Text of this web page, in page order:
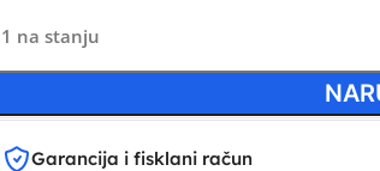
1 na stanju
Garancija i fisklani račun